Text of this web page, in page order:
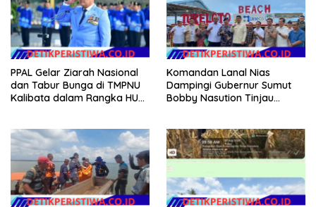
PPAL Gelar Ziarah Nasional
dan Tabur Bunga di TMPNU
Kalibata dalam Rangka HUT
Komandan Lanal Nias
Dampingi Gubernur Sumut
Bobby Nasution Tinjau
Nias Utara